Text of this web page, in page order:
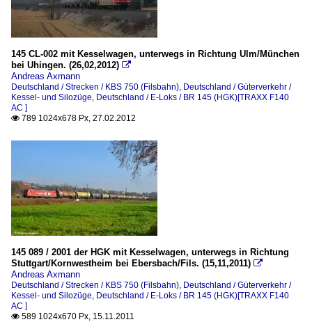
145 CL-002 mit Kesselwagen, unterwegs in Richtung Ulm/München
bei Uhingen. (26,02,2012) 
Andreas Axmann
Deutschland / Strecken / KBS 750 (Filsbahn), Deutschland / Güterverkehr /
Kessel- und Silozüge, Deutschland / E-Loks / BR 145 (HGK)[TRAXX F140
AC ]
 789 1024x678 Px, 27.02.2012
145 089 / 2001 der HGK mit Kesselwagen, unterwegs in Richtung
Stuttgart/Kornwestheim bei Ebersbach/Fils. (15,11,2011) 
Andreas Axmann
Deutschland / Strecken / KBS 750 (Filsbahn), Deutschland / Güterverkehr /
Kessel- und Silozüge, Deutschland / E-Loks / BR 145 (HGK)[TRAXX F140
AC ]
 589 1024x670 Px, 15.11.2011